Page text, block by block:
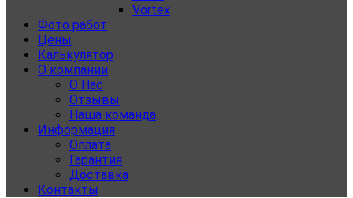
Vortex
Фото работ
Цены
Калькулятор
О компании
О Нас
Отзывы
Наша команда
Информация
Оплата
Гарантия
Доставка
Контакты